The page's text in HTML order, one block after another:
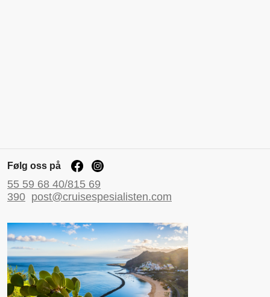
Følg oss på
55 59 68 40/815 69
390 post@cruisespesialisten.com